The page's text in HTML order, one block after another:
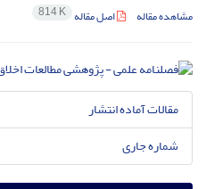
مشاهده مقاله اصل مقاله 814 K
مقالات آماده انتشار
شماره جاری